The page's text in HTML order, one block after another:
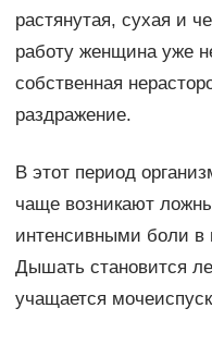
растянутая, сухая и
работу женщина уже
собственная
раздражение.
В этот период
чаще возникают
интенсивными боли в
Дышать становится
учащается